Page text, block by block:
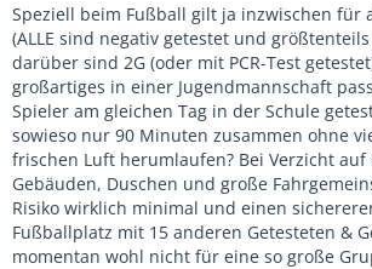
Speziell beim Fußball gilt ja inzwischen für
(ALLE sind negativ getestet und
darüber sind 2G (oder mit PCR-Test
großartiges in einer Jugendmannschaft
Spieler am gleichen Tag in der Schule
sowieso nur 90 Minuten zusammen ohne
frischen Luft herumlaufen? Bei Verzicht auf
Gebäuden, Duschen und große
Risiko wirklich minimal und einen
Fußballplatz mit 15 anderen Getesteten &
momentan wohl nicht für eine so große